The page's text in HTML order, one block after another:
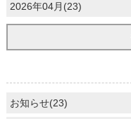
2026年04月(23)
お知らせ(23)